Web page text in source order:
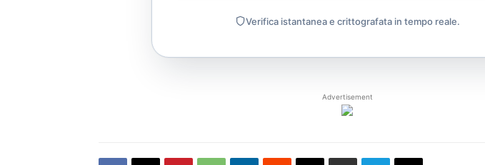
Verifica istantanea e crittografata in tempo reale.
Advertisement